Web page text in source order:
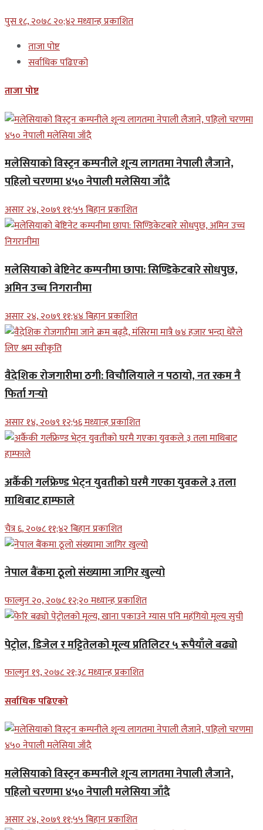
पुस १८, २०७८ २०;४२ मध्यान्ह प्रकाशित
ताजा पोष्ट
सर्वाधिक पढिएको
ताजा पोष्ट
मलेसियाको विस्ट्रन कम्पनीले शून्य लागतमा नेपाली लैजाने,
पहिलो चरणमा ४५० नेपाली मलेसिया जाँदै
असार २४, २०७९ ११;५५ बिहान प्रकाशित
मलेसियाको बेष्टिनेट कम्पनीमा छापा: सिण्डिकेटबारे सोधपुछ,
अमिन उच्च निगरानीमा
असार २४, २०७९ ११;४४ बिहान प्रकाशित
वैदेशिक रोजगारीमा ठगी: विचौलियाले न पठायो, नत रकम नै
फिर्ता गर्‍यो
असार १४, २०७९ १२;५६ मध्यान्ह प्रकाशित
अर्कैकी गर्लफ्रेण्ड भेट्न युवतीको घरमै गएका युवकले ३ तला
माथिबाट हाम्फाले
चैत्र ६, २०७८ ११;४२ बिहान प्रकाशित
नेपाल बैंकमा ठूलो संख्यामा जागिर खुल्यो
फाल्गुन २०, २०७८ १२;२० मध्यान्ह प्रकाशित
पेट्रोल, डिजेल र मट्टितेलको मूल्य प्रतिलिटर ५ रूपैयाँले बढ्यो
फाल्गुन १९, २०७८ २१;३८ मध्यान्ह प्रकाशित
सर्वाधिक पढिएको
मलेसियाको विस्ट्रन कम्पनीले शून्य लागतमा नेपाली लैजाने,
पहिलो चरणमा ४५० नेपाली मलेसिया जाँदै
असार २४, २०७९ ११;५५ बिहान प्रकाशित